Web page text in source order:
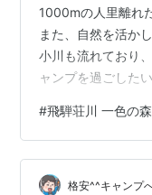
1000mの人里離れ
また、自然を活か
小川も流れており
ャンプを過ごした
報】 飛騨荘川 一色
荘川 一色の森キャ
森キャンプ場【設
炊事場 トイレ ゴミ
#飛騨荘川 一色の
格安^^キャンプ